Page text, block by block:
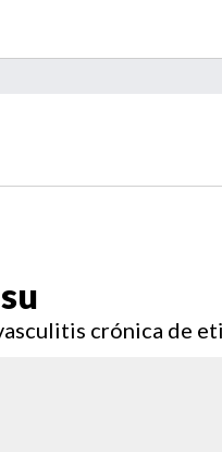
crónica de